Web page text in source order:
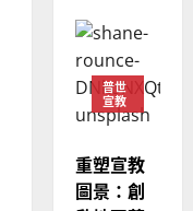
葉
大
銘
02-
18
永
信
2025-
02-
傳
福
音
的
可
策
略
普世宣教
差
傳
過
人
的
普世宣教
普世
宣教
重塑宣教
圖景：創